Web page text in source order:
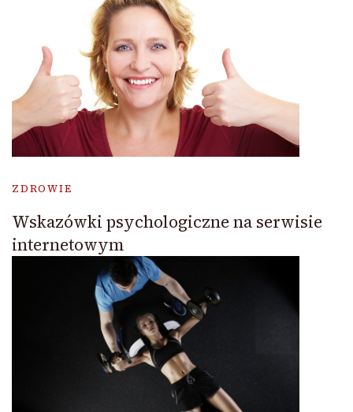
ZDROWIE
Wskazówki psychologiczne na serwisie
internetowym